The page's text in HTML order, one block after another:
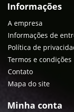
Informações
A empresa
Informações de
Política de
Termos e condições
Contato
Mapa do site
Minha conta